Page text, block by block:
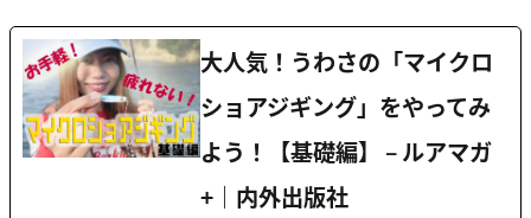
大人気！うわさの「マイクロ
ショアジギング」をやってみ
よう！【基礎編】 – ルアマガ
+｜内外出版社